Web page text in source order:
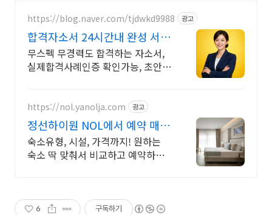
https://blog.naver.com/tjdwkd9988 광고
합격자소서 24시간내 완성 서류
합격의 비밀
무스펙 무경력도 합격하는 자소서,
실제합격사례인증 확인가능, 초안없
https://nol.yanolja.com 광고
정선하이원 NOL에서 예약 매일
NOL DRAW 추첨!
숙소유형, 시설, 가격까지! 원하는
숙소 딱 맞춰서 비교하고 예약하세
6 구독하기